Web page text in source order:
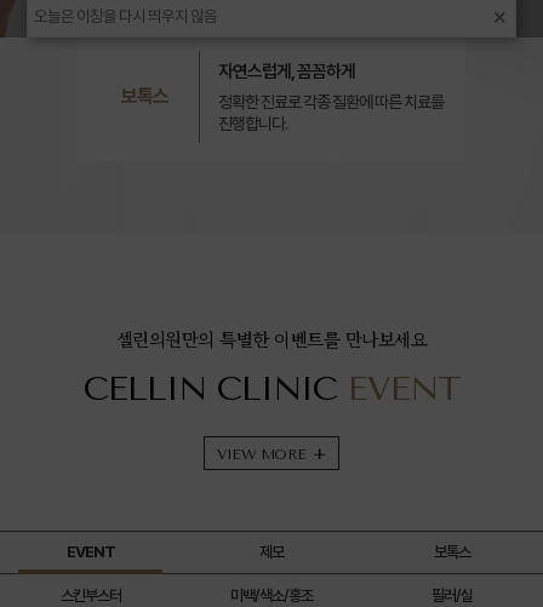
셀린의원만의 특별한 이벤트를 만나보세요
CELLIN CLINIC EVENT
VIEW MORE +
EVENT 제모 보톡스
스킨부스터 미백/색소/홍조 필러/실
오늘은 이창을 다시 띄우지 않음 ×